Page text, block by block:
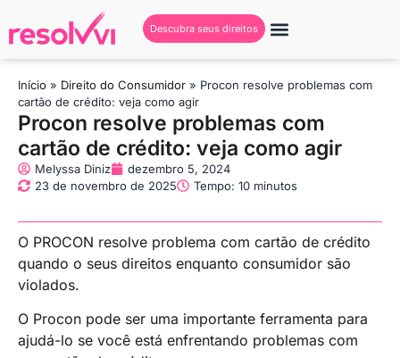
Descubra seus direitos
Início » Direito do Consumidor » Procon resolve problemas com
cartão de crédito: veja como agir
Procon resolve problemas com
cartão de crédito: veja como agir
Melyssa Diniz
dezembro 5, 2024
23 de novembro de 2025
Tempo: 10 minutos
O PROCON resolve problema com cartão de crédito
quando o seus direitos enquanto consumidor são
violados.
O Procon pode ser uma importante ferramenta para
ajudá-lo se você está enfrentando problemas com